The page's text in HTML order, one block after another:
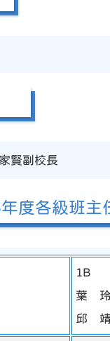
賢副校長
度各級班主
1B
葉 玲
邱